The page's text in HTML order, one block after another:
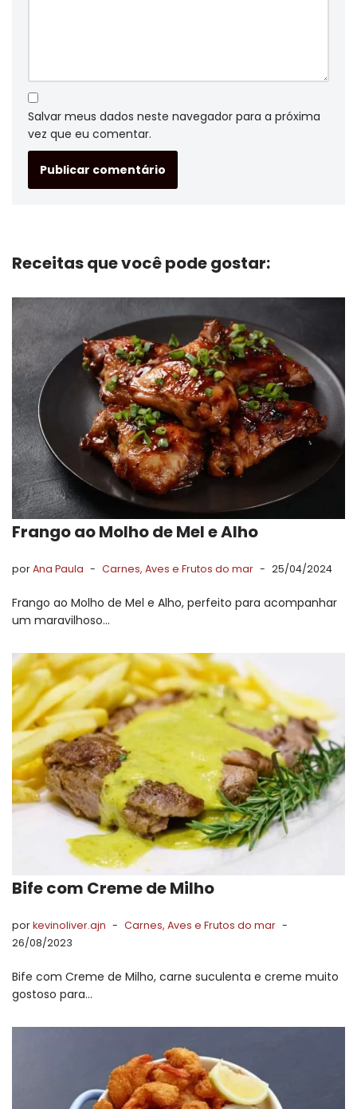
Salvar meus dados neste navegador para a próxima
vez que eu comentar.
Receitas que você pode gostar:
Frango ao Molho de Mel e Alho
porAna Paula Carnes, Aves e Frutos do mar 25/04/2024
Frango ao Molho de Mel e Alho, perfeito para acompanhar
um maravilhoso…
Bife com Creme de Milho
porkevinoliver.ajn
Carnes, Aves e Frutos do mar
26/08/2023
Bife com Creme de Milho, carne suculenta e creme muito
gostoso para…